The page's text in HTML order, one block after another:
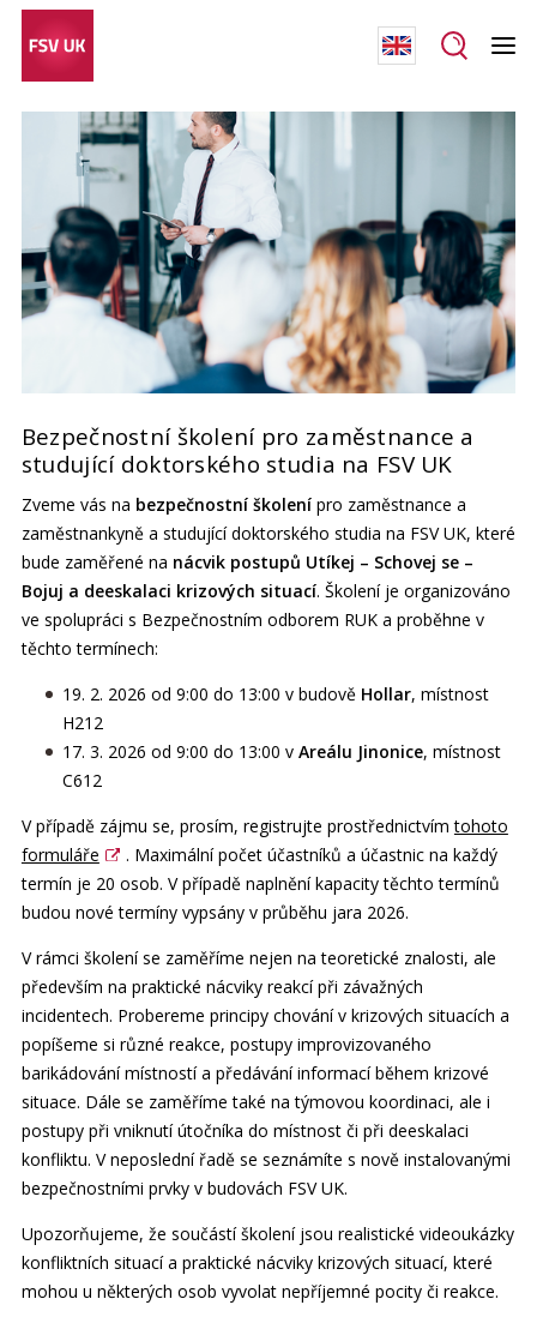
Bezpečnostní školení pro zaměstnance a
studující doktorského studia na FSV UK
Zveme vás na bezpečnostní školenípro zaměstnance a
zaměstnankyně a studující doktorského studia na FSV UK, které
bude zaměřené na nácvik postupů Utíkej – Schovej se –
Bojuj a deeskalaci krizových situací. Školení je organizováno
ve spolupráci s Bezpečnostním odborem RUK a proběhne v
těchto termínech:
19. 2. 2026 od 9:00 do 13:00 v budově Hollar, místnost
H212
17. 3. 2026 od 9:00 do 13:00 vAreálu Jinonice, místnost
C612
V případě zájmu se, prosím, registrujte prostřednictvímtohoto
formuláře
. Maximální počet účastníků a účastnic na každý
termín je 20 osob. V případě naplnění kapacity těchto termínů
budou nové termíny vypsány v průběhu jara 2026.
V rámci školení se zaměříme nejen na teoretické znalosti, ale
především na praktické nácviky reakcí při závažných
incidentech. Probereme principy chování v krizových situacích a
popíšeme si různé reakce, postupy improvizovaného
barikádování místností a předávání informací během krizové
situace. Dále se zaměříme také na týmovou koordinaci, ale i
postupy při vniknutí útočníka do místnost či při deeskalaci
konfliktu. V neposlední řadě se seznámíte s nově instalovanými
bezpečnostními prvky v budovách FSV UK.
Upozorňujeme, že součástí školení jsou realistické videoukázky
konfliktních situací a praktické nácviky krizových situací, které
mohou u některých osob vyvolat nepříjemné pocity či reakce.